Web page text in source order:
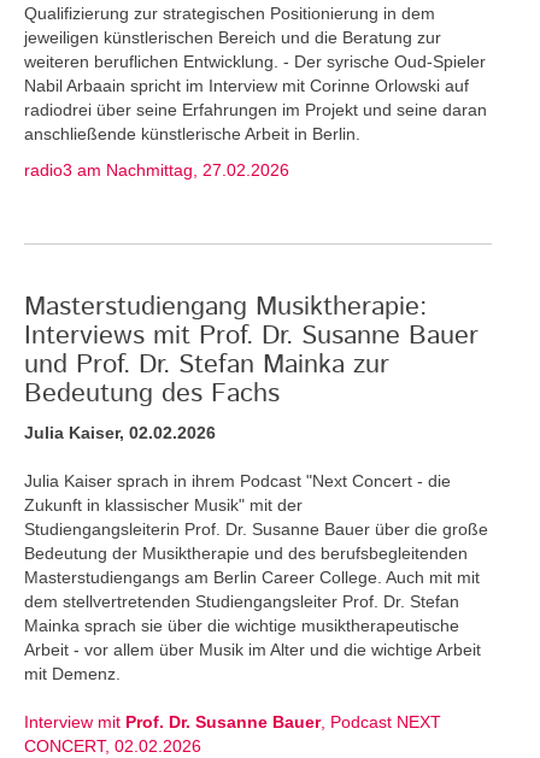
Qualifizierung zur strategischen Positionierung in dem
jeweiligen künstlerischen Bereich und die Beratung zur
weiteren beruflichen Entwicklung. - Der syrische Oud-Spieler
Nabil Arbaain spricht im Interview mit Corinne Orlowski auf
radiodrei über seine Erfahrungen im Projekt und seine daran
anschließende künstlerische Arbeit in Berlin.
radio3 am Nachmittag, 27.02.2026
Masterstudiengang Musiktherapie:
Interviews mit Prof. Dr. Susanne Bauer
und Prof. Dr. Stefan Mainka zur
Bedeutung des Fachs
Julia Kaiser, 02.02.2026
Julia Kaiser sprach in ihrem Podcast "Next Concert - die
Zukunft in klassischer Musik" mit der
Studiengangsleiterin Prof. Dr. Susanne Bauer über die große
Bedeutung der Musiktherapie und des berufsbegleitenden
Masterstudiengangs am Berlin Career College. Auch mit mit
dem stellvertretenden Studiengangsleiter Prof. Dr. Stefan
Mainka sprach sie über die wichtige musiktherapeutische
Arbeit - vor allem über Musik im Alter und die wichtige Arbeit
mit Demenz.
Interview mit Prof. Dr. Susanne Bauer, Podcast NEXT
CONCERT, 02.02.2026